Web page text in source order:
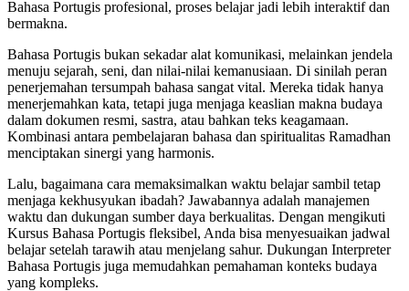
Bahasa Portugis profesional, proses belajar jadi lebih interaktif dan
bermakna.
Bahasa Portugis bukan sekadar alat komunikasi, melainkan jendela
menuju sejarah, seni, dan nilai-nilai kemanusiaan. Di sinilah peran
penerjemahan tersumpah bahasa sangat vital. Mereka tidak hanya
menerjemahkan kata, tetapi juga menjaga keaslian makna budaya
dalam dokumen resmi, sastra, atau bahkan teks keagamaan.
Kombinasi antara pembelajaran bahasa dan spiritualitas Ramadhan
menciptakan sinergi yang harmonis.
Lalu, bagaimana cara memaksimalkan waktu belajar sambil tetap
menjaga kekhusyukan ibadah? Jawabannya adalah manajemen
waktu dan dukungan sumber daya berkualitas. Dengan mengikuti
Kursus Bahasa Portugis fleksibel, Anda bisa menyesuaikan jadwal
belajar setelah tarawih atau menjelang sahur. Dukungan Interpreter
Bahasa Portugis juga memudahkan pemahaman konteks budaya
yang kompleks.